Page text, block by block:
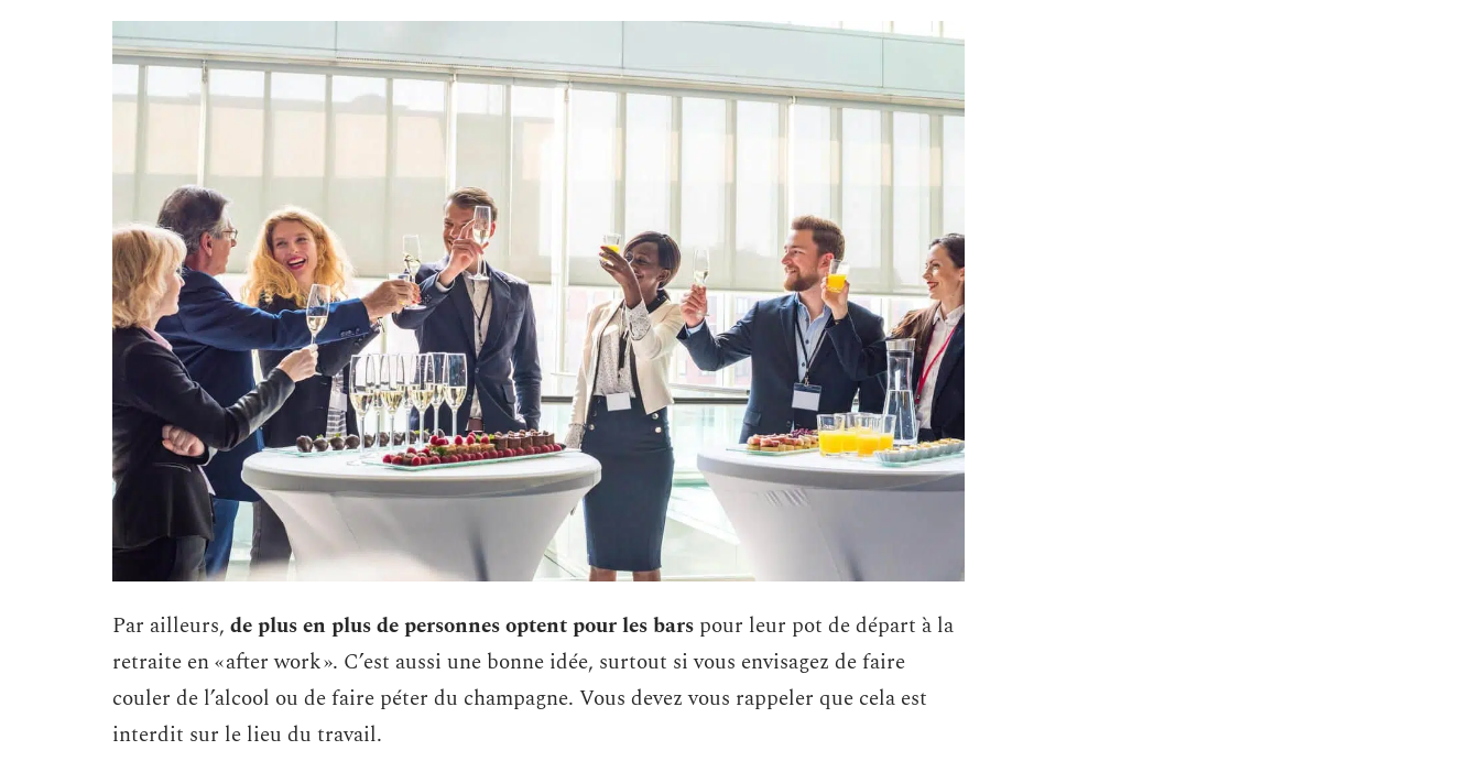
Par ailleurs, de plus en plus de personnes optent pour les bars pour leur pot de départ à la
retraite en « after work ». C’est aussi une bonne idée, surtout si vous envisagez de faire
couler de l’alcool ou de faire péter du champagne. Vous devez vous rappeler que cela est
interdit sur le lieu du travail.